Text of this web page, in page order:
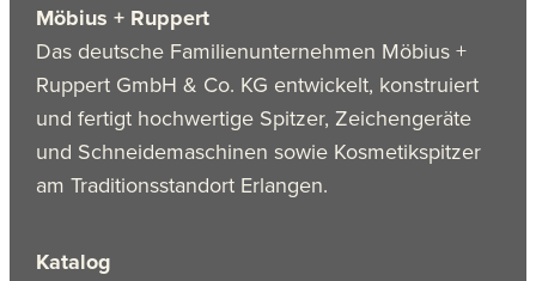
Möbius + Ruppert
Das deutsche Familienunternehmen Möbius +
Ruppert GmbH & Co. KG entwickelt, konstruiert
und fertigt hochwertige Spitzer, Zeichengeräte
und Schneidemaschinen sowie Kosmetikspitzer
am Traditionsstandort Erlangen.
Katalog